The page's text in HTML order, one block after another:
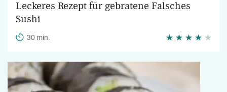
Leckeres Rezept für gebratene Falsches
Sushi
30 min.